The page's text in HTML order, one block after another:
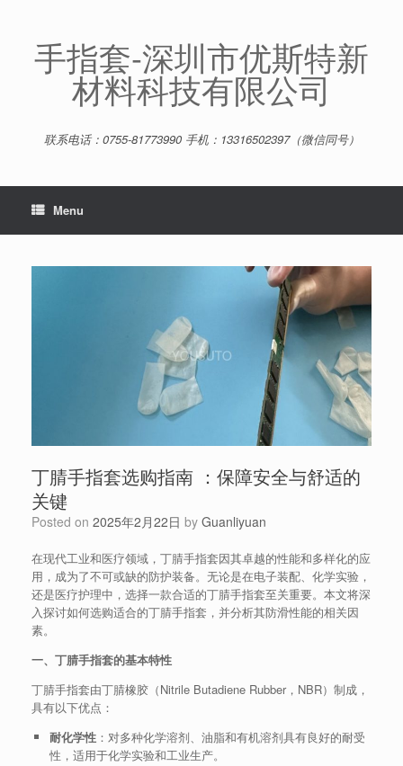
content手指套-深圳市优斯特新
材料科技有限公司
联系电话：0755-81773990 手机：13316502397（微信同号）
Menu
丁腈手指套选购指南 ：保障安全与舒适的
关键
Posted on 2025年2月22日 by Guanliyuan
在现代工业和医疗领域，丁腈手指套因其卓越的性能和多样化的应
用，成为了不可或缺的防护装备。无论是在电子装配、化学实验，
还是医疗护理中，选择一款合适的丁腈手指套至关重要。本文将深
入探讨如何选购适合的丁腈手指套，并分析其防滑性能的相关因
素。
一、丁腈手指套的基本特性
丁腈手指套由丁腈橡胶（Nitrile Butadiene Rubber，NBR）制成，
具有以下优点：
耐化学性：对多种化学溶剂、油脂和有机溶剂具有良好的耐受
性，适用于化学实验和工业生产。